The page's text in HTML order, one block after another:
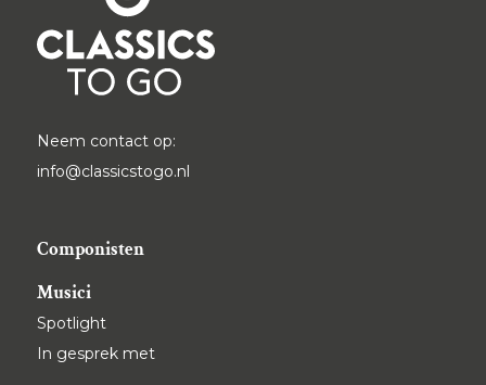
Neem contact op:
info@classicstogo.nl
Componisten
Musici
Spotlight
In gesprek met